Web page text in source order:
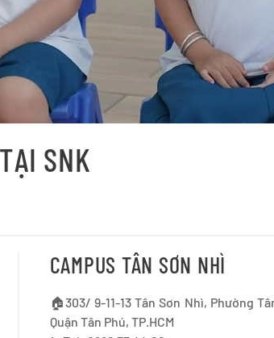
SNK
CAMPUS TÂN SƠN NHÌ
🏠303/ 9-11-13 Tân Sơn Nhì, Phường
Quận Tân Phú, TP.HCM